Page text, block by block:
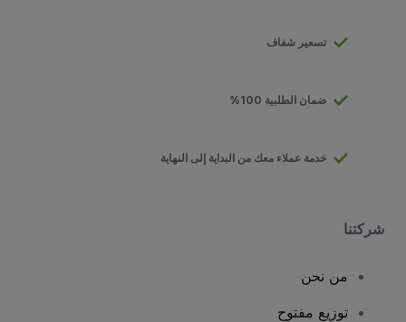
تسعير شفاف
ضمان الطلبية 100%
خدمة عملاء معك من البداية إلى النهاية
شركتنا
من نحن
توزيع مفتوح